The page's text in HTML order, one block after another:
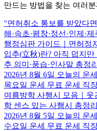
만드는 방법을 찾는 여러
"면허취소 통보를 받았다
해·속초·평창·정선·인제·
행정심판 가이드｜면허정
입추(立秋)란? 아직 덥지
추 의미·풍습·인사말 총정리
2026년 8월 6일 오늘의 운
목요일 운세 무료 운세 직
여름방학 사행시 모음｜웃
학 센스 있는 사행시 총정리
2026년 8월 5일 오늘의 운
수요일 운세 무료 운세 직